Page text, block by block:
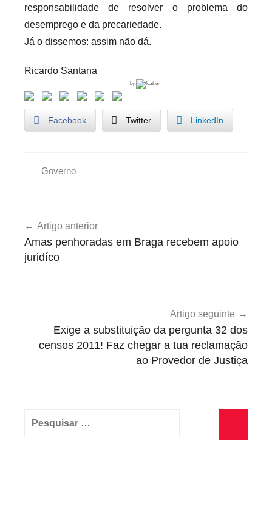
responsabilidade de resolver o problema do
desemprego e da precariedade.
Já o dissemos: assim não dá.
Ricardo Santana
by
Facebook Twitter LinkedIn
e
Governo
de
artigos
Artigo anterior
Amas penhoradas em Braga recebem apoio
juridíco
Artigo seguinte
Exige a substituição da pergunta 32 dos
censos 2011! Faz chegar a tua reclamação
ao Provedor de Justiça
Pesquisar